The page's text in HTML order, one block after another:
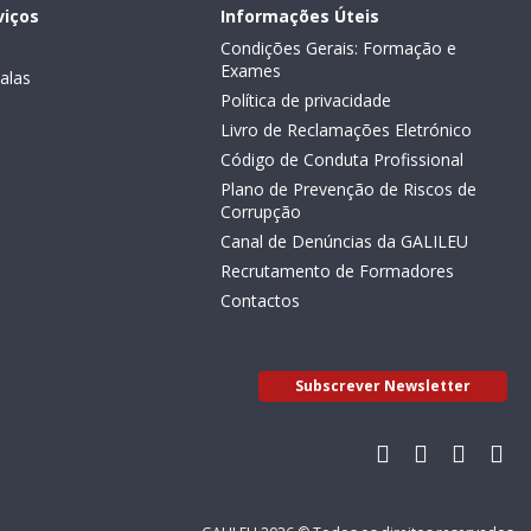
Informações Úteis
Condições Gerais: Formação e
Exames
Política de privacidade
Livro de Reclamações Eletrónico
Código de Conduta Profissional
Plano de Prevenção de Riscos de
Corrupção
Canal de Denúncias da GALILEU
Recrutamento de Formadores
Contactos
Subscrever Newsletter